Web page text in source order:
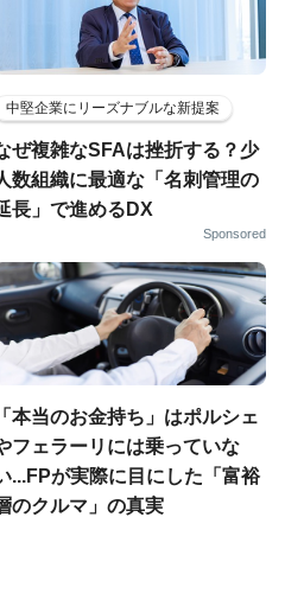
中堅企業にリーズナブルな新提案
ぜ複雑なSFAは挫折する？少
数組織に最適な「名刺管理の
長」で進めるDX
Sponsored
「本当のお金持ち」はポルシェ
フェラーリには乗っていな
...FPが実際に目にした「富裕
のクルマ」の真実